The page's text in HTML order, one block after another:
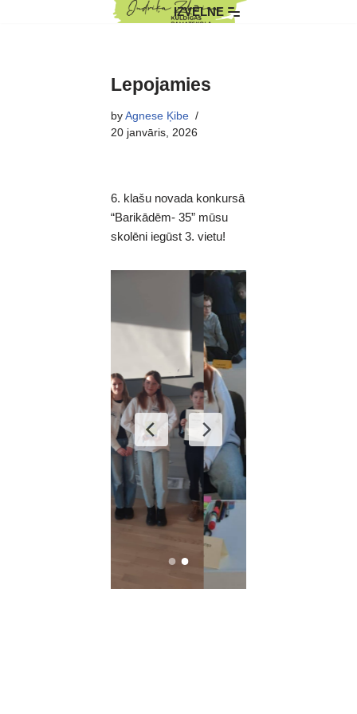
IZVĒLNE
Lepojamies
by Agnese Ķibe
20 janvāris, 2026
6. klašu novada konkursā
“Barikādēm- 35” mūsu
skolēni iegūst 3. vietu!